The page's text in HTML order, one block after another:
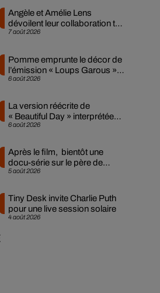
7 août 2026
Angèle et Amélie Lens
dévoilent leur collaboration tant
attendue
6 août 2026
Pomme emprunte le décor de
l’émission « Loups Garous »
pour son...
6 août 2026
La version réécrite de
« Beautiful Day » interprétée
lors des...
5 août 2026
Après le film, bientôt une
docu-série sur le père de
Michael Jackson
4 août 2026
Tiny Desk invite Charlie Puth
pour une live session solaire